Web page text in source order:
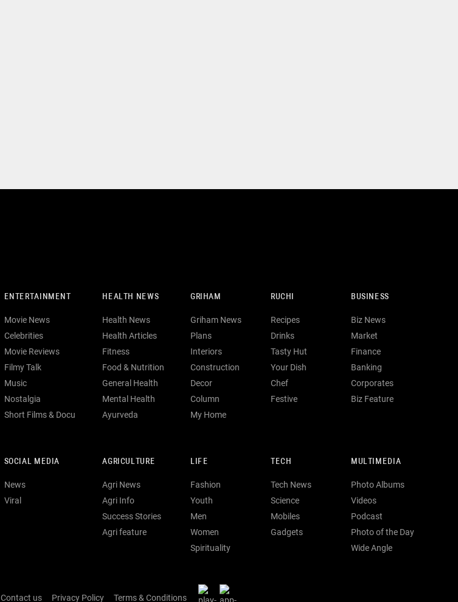
ENTERTAINMENT
Movie News
Celebrities
Movie Reviews
Filmy Talk
Music
Nostalgia
Short Films & Docu
HEALTH NEWS
Health News
Health Articles
Fitness
Food & Nutrition
General Health
Mental Health
Ayurveda
GRIHAM
Griham News
Plans
Interiors
Construction
Decor
Column
My Home
RUCHI
Recipes
Drinks
Tasty Hut
Your Dish
Chef
Festive
BUSINESS
Biz News
Market
Finance
Banking
Corporates
Biz Feature
SOCIAL MEDIA
News
Viral
AGRICULTURE
Agri News
Agri Info
Success Stories
Agri feature
LIFE
Fashion
Youth
Men
Women
Spirituality
TECH
Tech News
Science
Mobiles
Gadgets
MULTIMEDIA
Photo Albums
Videos
Podcast
Photo of the Day
Wide Angle
Contact us Privacy Policy Terms & Conditions